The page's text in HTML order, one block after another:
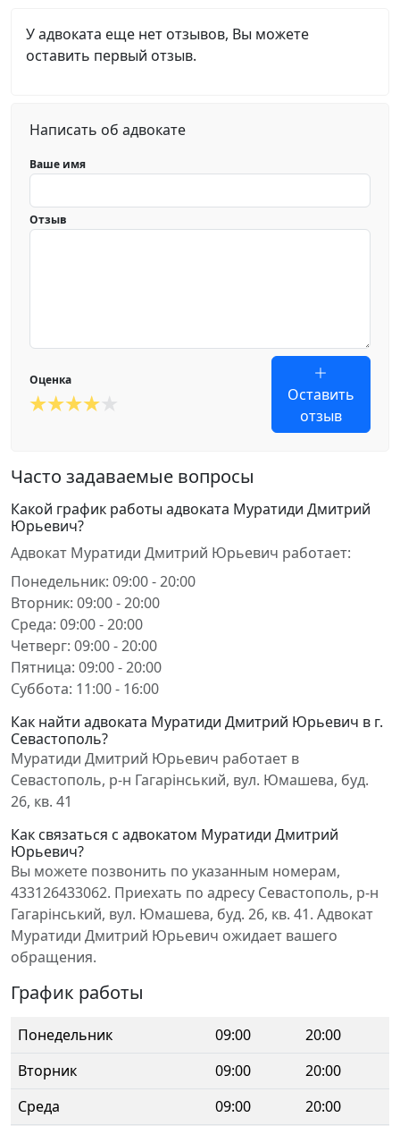
У адвоката еще нет отзывов, Вы можете
оставить первый отзыв.
Написать об адвокате
Ваше имя
Отзыв
Оценка
Оставить
отзыв
Часто задаваемые вопросы
Какой график работы адвоката Муратиди Дмитрий
Юрьевич?
Адвокат Муратиди Дмитрий Юрьевич работает:
Понедельник: 09:00 - 20:00
Вторник: 09:00 - 20:00
Среда: 09:00 - 20:00
Четверг: 09:00 - 20:00
Пятница: 09:00 - 20:00
Суббота: 11:00 - 16:00
Как найти адвоката Муратиди Дмитрий Юрьевич в г.
Севастополь?
Муратиди Дмитрий Юрьевич работает в
Севастополь, р-н Гагарінський, вул. Юмашева, буд.
26, кв. 41
Как связаться с адвокатом Муратиди Дмитрий
Юрьевич?
Вы можете позвонить по указанным номерам,
433126433062. Приехать по адресу Севастополь, р-н
Гагарінський, вул. Юмашева, буд. 26, кв. 41. Адвокат
Муратиди Дмитрий Юрьевич ожидает вашего
обращения.
График работы
Понедельник 09:00
20:00
Вторник
09:00
20:00
Среда
09:00
20:00